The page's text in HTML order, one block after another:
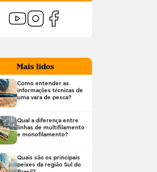
Mais lidos
Como entender as
informações técnicas de
uma vara de pesca?
Qual a diferença entre
linhas de multifilamento
e monofilamento?
Quais são os principais
peixes da região Sul do